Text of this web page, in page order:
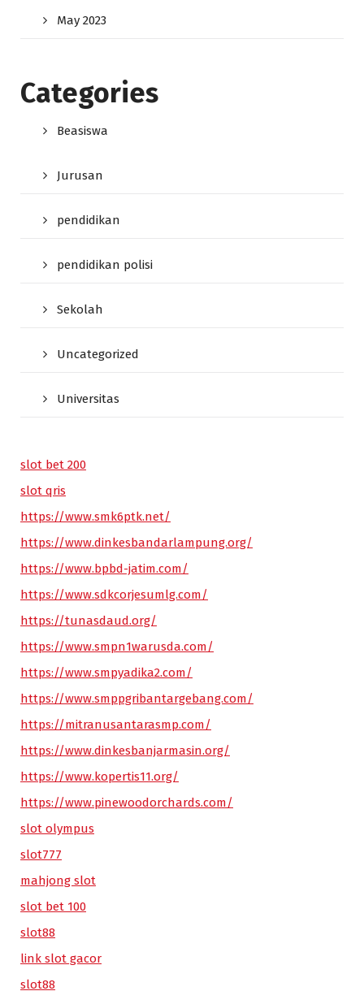
May 2023
Categories
Beasiswa
Jurusan
pendidikan
pendidikan polisi
Sekolah
Uncategorized
Universitas
slot bet 200
slot qris
https://www.smk6ptk.net/
https://www.dinkesbandarlampung.org/
https://www.bpbd-jatim.com/
https://www.sdkcorjesumlg.com/
https://tunasdaud.org/
https://www.smpn1warusda.com/
https://www.smpyadika2.com/
https://www.smppgribantargebang.com/
https://mitranusantarasmp.com/
https://www.dinkesbanjarmasin.org/
https://www.kopertis11.org/
https://www.pinewoodorchards.com/
slot olympus
slot777
mahjong slot
slot bet 100
slot88
link slot gacor
slot88